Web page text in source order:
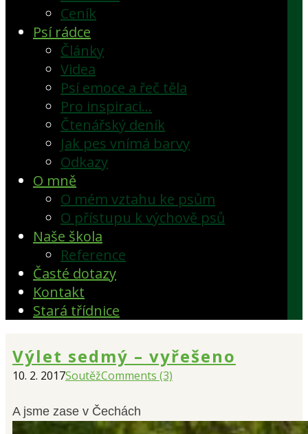
Ceník
Psí rádce
Články
Videa
Psí emoce a řeč těla
Pro inspiraci…
Čtenářský deník
Jak pes vnímá barvy
Odkazy
O mně
O mém vztahu ke psům
O přístupu k výchově psů
Naše škola
Reference
Časté dotazy
Kontakt
Stará třídnice
Výlet sedmý – vyřešeno
10. 2. 2017SoutěžComments (3)
A jsme zase v Čechách